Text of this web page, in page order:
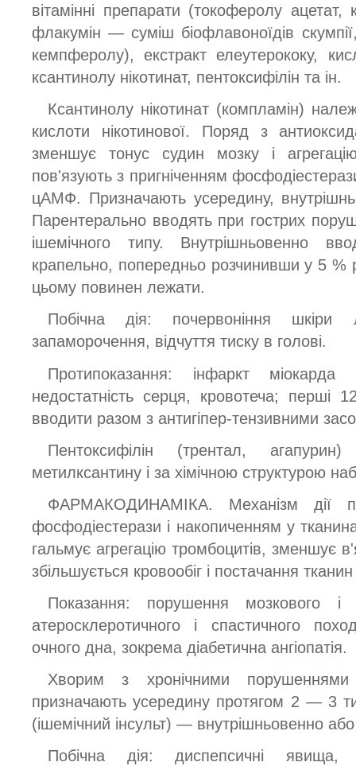
вітамінні препарати (токоферолу ацетат,
флакумін — суміш біофлавоноїдів
кемпферолу), екстракт елеутерококу,
ксантинолу нікотинат, пентоксифілін та ін.
Ксантинолу нікотинат (компламін)
кислоти нікотинової. Поряд з
зменшує тонус судин мозку і
пов'язують з пригніченням
цАМФ. Призначають усередину,
Парентерально вводять при гострих
ішемічного типу. Внутрішньовенно
крапельно, попередньо розчинивши у 5 %
цьому повинен лежати.
Побічна дія: почервоніння
запаморочення, відчуття тиску в голові.
Протипоказання: інфаркт
недостатність серця, кровотеча; перші
вводити разом з антигіпер-тензивними
Пентоксифілін (трентал,
метилксантину і за хімічною структурою
ФАРМАКОДИНАМІКА. Механізм дії
фосфодіестерази і накопиченням у
гальмує агрегацію тромбоцитів, зменшує
збільшується кровообіг і постачання
Показання: порушення мозкового і
атеросклеротичного і спастичного
очного дна, зокрема діабетична ангіопатія.
Хворим з хронічними порушеннями
призначають усередину протягом 2 — 3
(ішемічний інсульт) — внутрішньовенно
Побічна дія: диспепсичні